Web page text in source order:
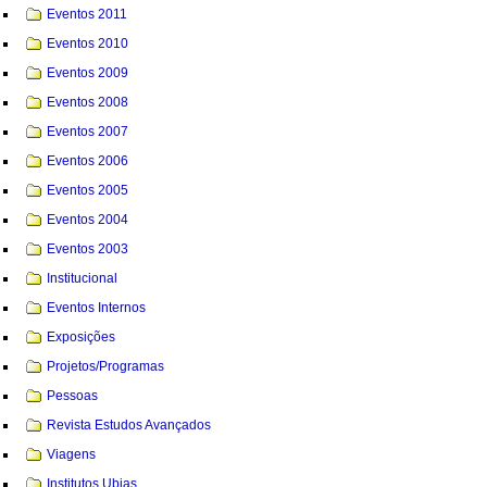
Eventos 2011
Eventos 2010
Eventos 2009
Eventos 2008
Eventos 2007
Eventos 2006
Eventos 2005
Eventos 2004
Eventos 2003
Institucional
Eventos Internos
Exposições
Projetos/Programas
Pessoas
Revista Estudos Avançados
Viagens